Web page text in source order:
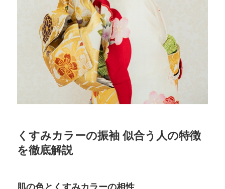
くすみカラーの振袖 似合う人の特徴
を徹底解説
肌の色とくすみカラーの相性